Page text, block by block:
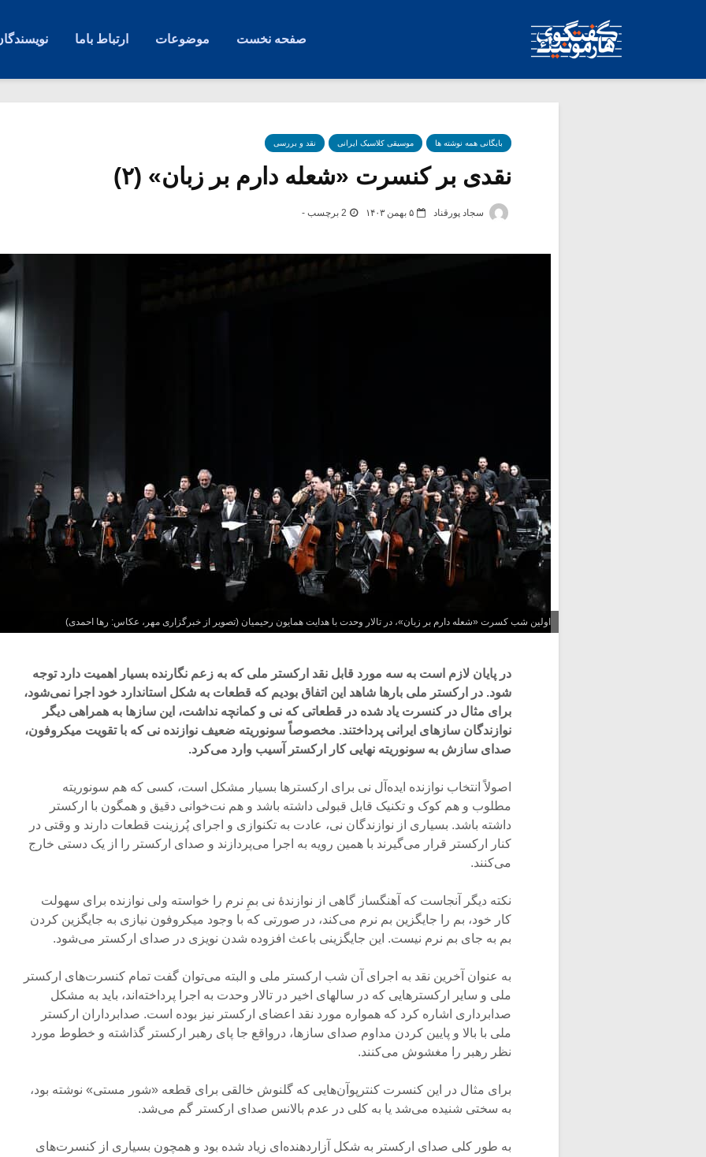
صفحه نخست موضوعات ارتباط باما
بایگانی همه نوشته ها موسیقی کلاسیک ایرانی نقد و بررسی
نقدی بر کنسرت «شعله دارم بر زبان» (۲)
سجاد پورقناد ۵ بهمن ۱۴۰۳ 2 برچسب -
اولین شب کسرت «شعله دارم بر زبان»، در تالار وحدت با هدایت همایون رحیمیان (تصویر از خبرگزاری مهر، عکاس: رها احمدی)
در پایان لازم است به سه مورد قابل نقد ارکستر ملی که به زعم نگارنده بسیار اهمیت دارد توجه
شود. در ارکستر ملی بارها شاهد این اتفاق بودیم که قطعات به شکل استاندارد خود اجرا نمی‌شود،
برای مثال در کنسرت یاد شده در قطعاتی که نی و کمانچه نداشت، این سازها به همراهی دیگر
نوازندگان سازهای ایرانی پرداختند. مخصوصاً سونوریته ضعیف نوازنده نی که با تقویت میکروفون،
صدای سازش به سونوریته نهایی کار ارکستر آسیب وارد می‌کرد.
اصولاً انتخاب نوازنده ایده‌آل نی برای ارکسترها بسیار مشکل است، کسی که هم سونوریته
مطلوب و هم کوک و تکنیک قابل قبولی داشته باشد و هم نت‌خوانی دقیق و همگون با ارکستر
داشته باشد. بسیاری از نوازندگان نی، عادت به تکنوازی و اجرای پُرزینت قطعات دارند و وقتی در
کنار ارکستر قرار می‌گیرند با همین رویه به اجرا می‌پردازند و صدای ارکستر را از یک دستی خارج
می‌کنند.
نکته دیگر آنجاست که آهنگساز گاهی از نوازندۀ نی بمِ نرم را خواسته ولی نوازنده برای سهولت
کار خود، بم را جایگزین بم نرم می‌کند، در صورتی که با وجود میکروفون نیازی به جایگزین کردن
بم به جای بم نرم نیست. این جایگزینی باعث افزوده شدن نویزی در صدای ارکستر می‌شود.
به عنوان آخرین نقد به اجرای آن شب ارکستر ملی و البته می‌توان گفت تمام کنسرت‌های ارکستر
ملی و سایر ارکسترهایی که در سالهای اخیر در تالار وحدت به اجرا پرداخته‌اند، باید به مشکل
صدابرداری اشاره کرد که همواره مورد نقد اعضای ارکستر نیز بوده است. صدابرداران ارکستر
ملی با بالا و پایین کردن مداوم صدای سازها، درواقع جا پای رهبر ارکستر گذاشته و خطوط مورد
نظر رهبر را مغشوش می‌کنند.
برای مثال در این کنسرت کنترپوآن‌هایی که گلنوش خالقی برای قطعه «شور مستی» نوشته بود،
به سختی شنیده می‌شد یا به کلی در عدم بالانس صدای ارکستر گم می‌شد.
به طور کلی صدای ارکستر به شکل آزاردهنده‌ای زیاد شده بود و همچون بسیاری از کنسرت‌های